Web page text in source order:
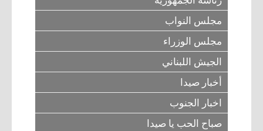
مجلس النواب
مجلس الوزراء
الجيش اللبناني
أخبار صيدا
اخبار الجنوب
صباح الحب يا صيدا